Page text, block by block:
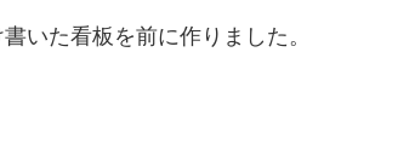
いた看板を前に作りました。